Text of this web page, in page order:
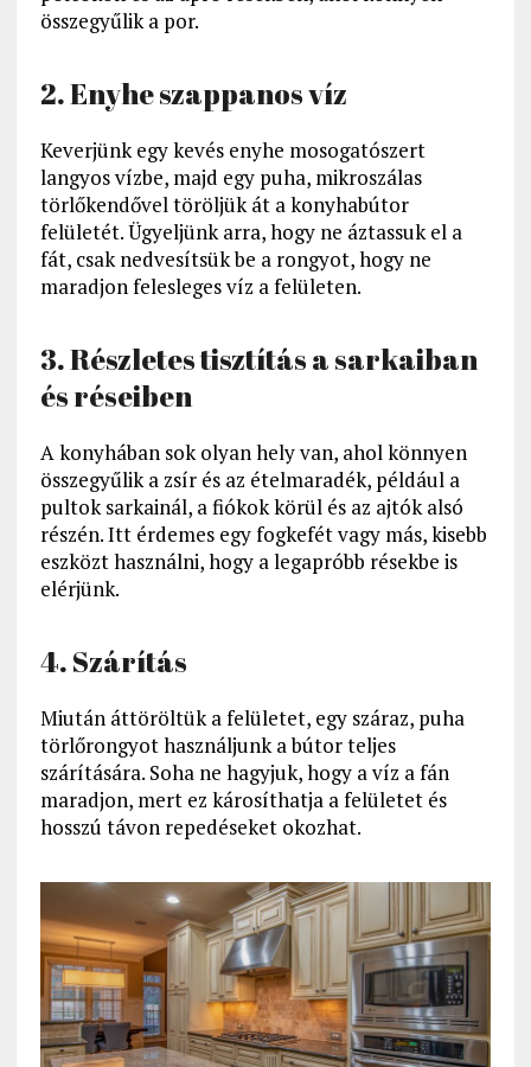
összegyűlik a por.
2. Enyhe szappanos víz
Keverjünk egy kevés enyhe mosogatószert
langyos vízbe, majd egy puha, mikroszálas
törlőkendővel töröljük át a konyhabútor
felületét. Ügyeljünk arra, hogy ne áztassuk el a
fát, csak nedvesítsük be a rongyot, hogy ne
maradjon felesleges víz a felületen.
3. Részletes tisztítás a sarkaiban
és réseiben
A konyhában sok olyan hely van, ahol könnyen
összegyűlik a zsír és az ételmaradék, például a
pultok sarkainál, a fiókok körül és az ajtók alsó
részén. Itt érdemes egy fogkefét vagy más, kisebb
eszközt használni, hogy a legapróbb résekbe is
elérjünk.
4. Szárítás
Miután áttöröltük a felületet, egy száraz, puha
törlőrongyot használjunk a bútor teljes
szárítására. Soha ne hagyjuk, hogy a víz a fán
maradjon, mert ez károsíthatja a felületet és
hosszú távon repedéseket okozhat.